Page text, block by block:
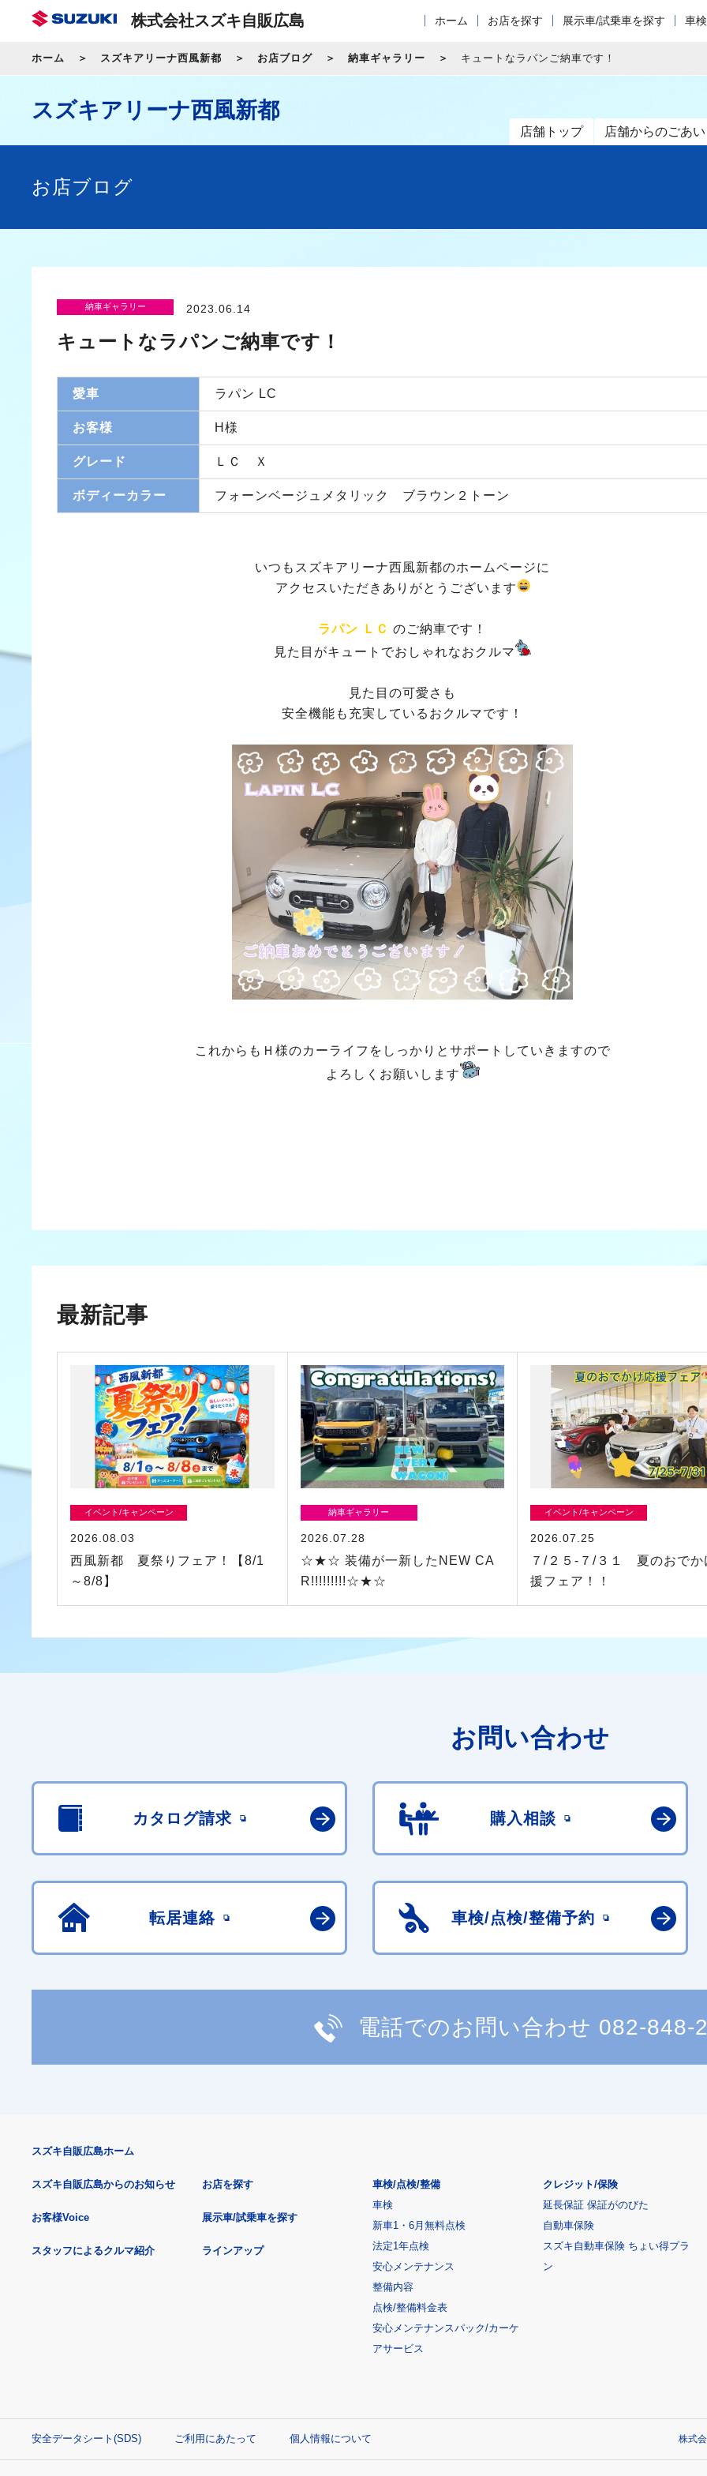
株式会社スズキ自販広島 ホーム お店を探す 展示車/試乗車を探す 車
ホーム スズキアリーナ西風新都 お店ブログ 納車ギャラリー キュートなラパンご納車です！
スズキアリーナ西風新都
店舗トップ 店舗からのごあ
お店ブログ
納車ギャラリー 2023.06.14
キュートなラパンご納車です！
愛車 ラパン LC
お客様 H様
グレード ＬＣ Ｘ
ボディーカラー フォーンベージュメタリック ブラウン２トーン
いつもスズキアリーナ西風新都のホームページに
アクセスいただきありがとうございます
ラパン ＬＣ のご納車です！
見た目がキュートでおしゃれなおクルマ
見た目の可愛さも
安全機能も充実しているおクルマです！
これからもＨ様のカーライフをしっかりとサポートしていきますので
よろしくお願いします
最新記事
イベント/キャンペーン
2026.08.03
西風新都 夏祭りフェア！【8/1
～8/8】
納車ギャラリー
2026.07.28
☆★☆ 装備が一新したNEW CA
R!!!!!!!!!☆★☆
イベント/キャンペーン
2026.07.25
７/２５-７/３１ 夏のおでか
援フェア！！
お問い合わせ
カタログ請求 購入相談
転居連絡 車検/点検/整備予約
電話でのお問い合わせ 082-848-
スズキ自販広島ホーム
スズキ自販広島からのお知らせ
お客様Voice
スタッフによるクルマ紹介
お店を探す
展示車/試乗車を探す
ラインアップ
車検/点検/整備
車検
新車1・6月無料点検
法定1年点検
安心メンテナンス
整備内容
点検/整備料金表
安心メンテナンスパック/カーケ
アサービス
クレジット/保険
延長保証 保証がのびた
自動車保険
スズキ自動車保険 ちょい得プラ
ン
安全データシート(SDS) ご利用にあたって 個人情報について 株式